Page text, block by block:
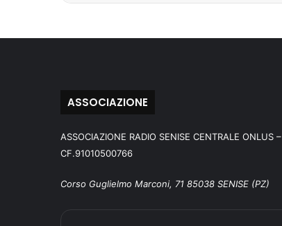
ASSOCIAZIONE
ASSOCIAZIONE RADIO SENISE CENTRALE ONLUS –
CF.91010500766
Corso Guglielmo Marconi, 71 85038 SENISE (PZ)